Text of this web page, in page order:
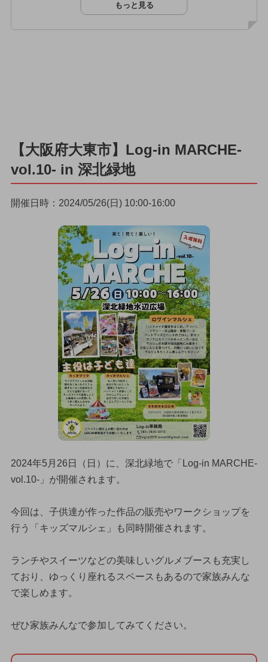
もっと見る
【大阪府大東市】Log-in MARCHE-
vol.10- in 深北緑地
開催日時：2024/05/26(日) 10:00-16:00
2024年5月26日（日）に、深北緑地で「Log-in MARCHE-
vol.10-」が開催されます。
今回は、子供達が作った作品の販売やワークショップを
行う「キッズマルシェ」も同時開催されます。
ランチやスイーツなどの美味しいグルメブースも充実し
ており、ゆっくり座れるスペースもあるので家族みんな
で楽しめます。
ぜひ家族みんなで参加してみてください。